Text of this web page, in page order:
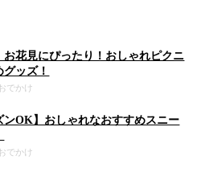
お花見にぴったり！おしゃれピクニ
ッズ！
でかけ
ンOK】おしゃれなおすすめスニー
でかけ